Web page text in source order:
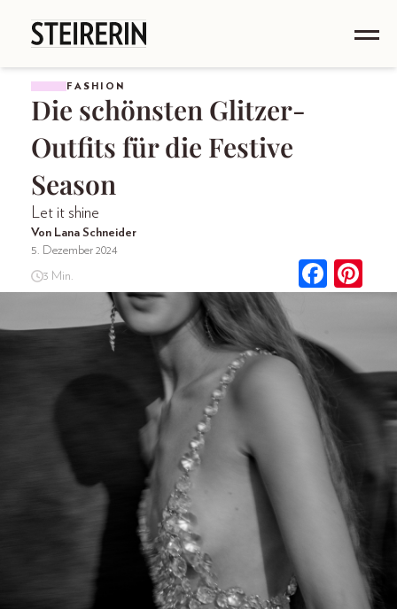
FASHION
Die schönsten Glitzer-
Outfits für die Festive
Season
Let it shine
Von Lana Schneider
5. Dezember 2024
3 Min.